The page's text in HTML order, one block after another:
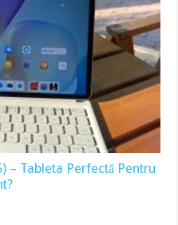
– Tableta Perfectă Pentru